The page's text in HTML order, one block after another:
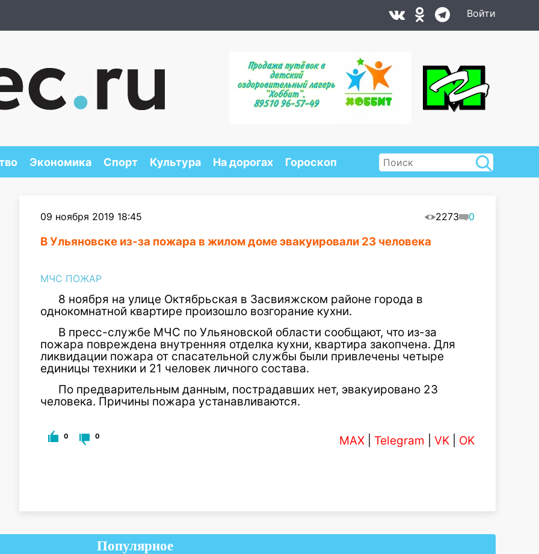
Войти
Экономика Спорт Культура На дорогах Гороскоп
09 ноября 2019 18:45 2273 0
В Ульяновске из-за пожара в жилом доме эвакуировали 23 человека
МЧС ПОЖАР
8 ноября на улице Октябрьская в Засвияжском районе города в
однокомнатной квартире произошло возгорание кухни.
В пресс-службе МЧС по Ульяновской области сообщают, что из-за
пожара повреждена внутренняя отделка кухни, квартира закопчена. Для
ликвидации пожара от спасательной службы были привлечены четыре
единицы техники и 21 человек личного состава.
По предварительным данным, пострадавших нет, эвакуировано 23
человека. Причины пожара устанавливаются.
0 0 MAX Telegram VK OK
Популярное